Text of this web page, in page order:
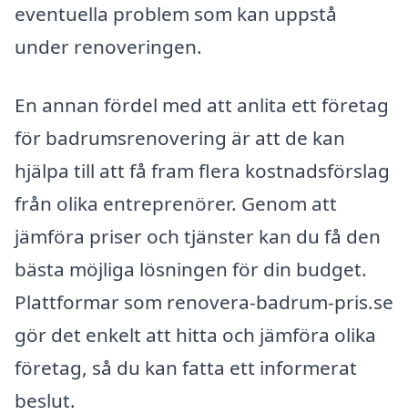
eventuella problem som kan uppstå
under renoveringen.
En annan fördel med att anlita ett företag
för badrumsrenovering är att de kan
hjälpa till att få fram flera kostnadsförslag
från olika entreprenörer. Genom att
jämföra priser och tjänster kan du få den
bästa möjliga lösningen för din budget.
Plattformar som renovera-badrum-pris.se
gör det enkelt att hitta och jämföra olika
företag, så du kan fatta ett informerat
beslut.